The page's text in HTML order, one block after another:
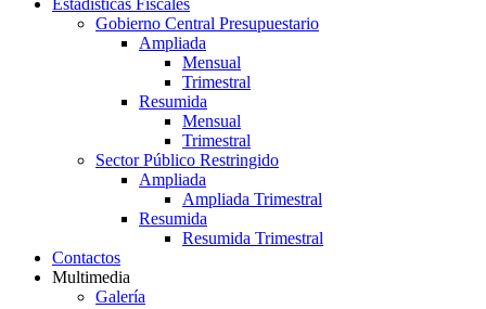
Estadísticas Fiscales
Gobierno Central Presupuestario
Ampliada
Mensual
Trimestral
Resumida
Mensual
Trimestral
Sector Público Restringido
Ampliada
Ampliada Trimestral
Resumida
Resumida Trimestral
Contactos
Multimedia
Galería